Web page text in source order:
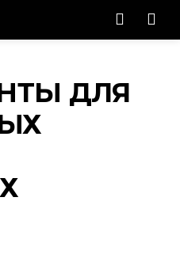
ДЛЯ